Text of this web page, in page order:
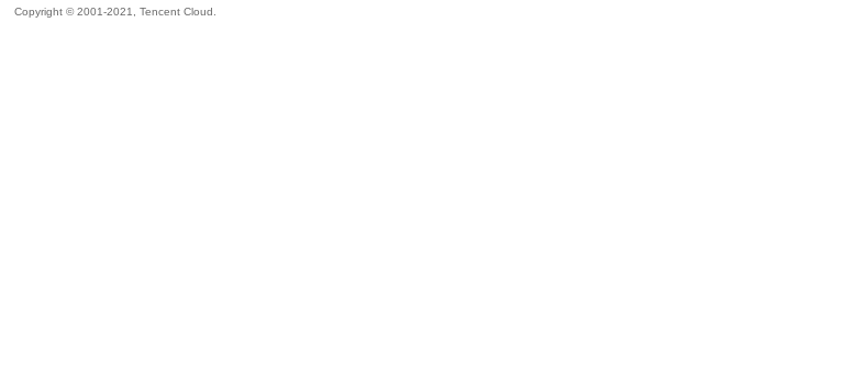
Copyright © 2001-2021, Tencent Cloud.